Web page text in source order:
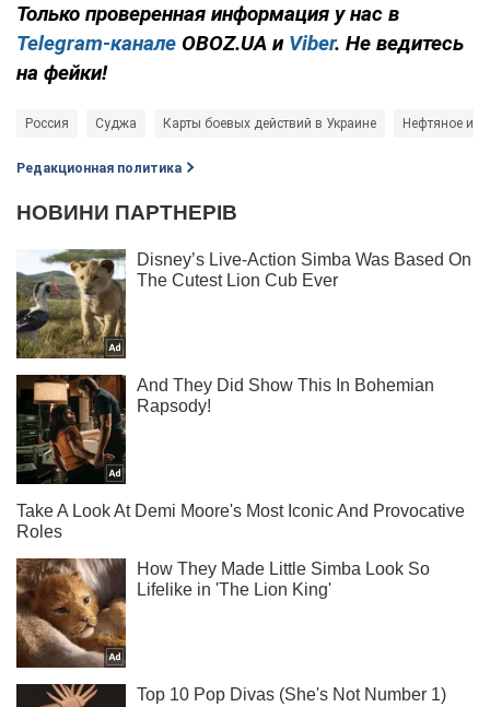
Только проверенная информация у нас в
Telegram-канале OBOZ.UA и Viber. Не ведитесь
на фейки!
Россия Суджа Карты боевых действий в Украине Нефтяное и
Редакционная политика